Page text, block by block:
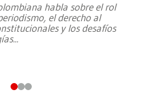
habla sobre el rol
el derecho al
y los desafíos
...